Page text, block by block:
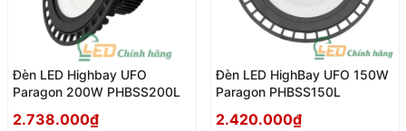
Đèn LED Highbay UFO
Paragon 200W PHBSS200L
2.738.000₫
Đèn LED HighBay UFO 150W
Paragon PHBSS150L
2.420.000₫